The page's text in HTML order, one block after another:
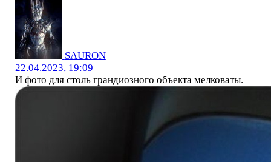
SAURON
22.04.2023, 19:09
И фото для столь грандиозного объекта мелковаты.